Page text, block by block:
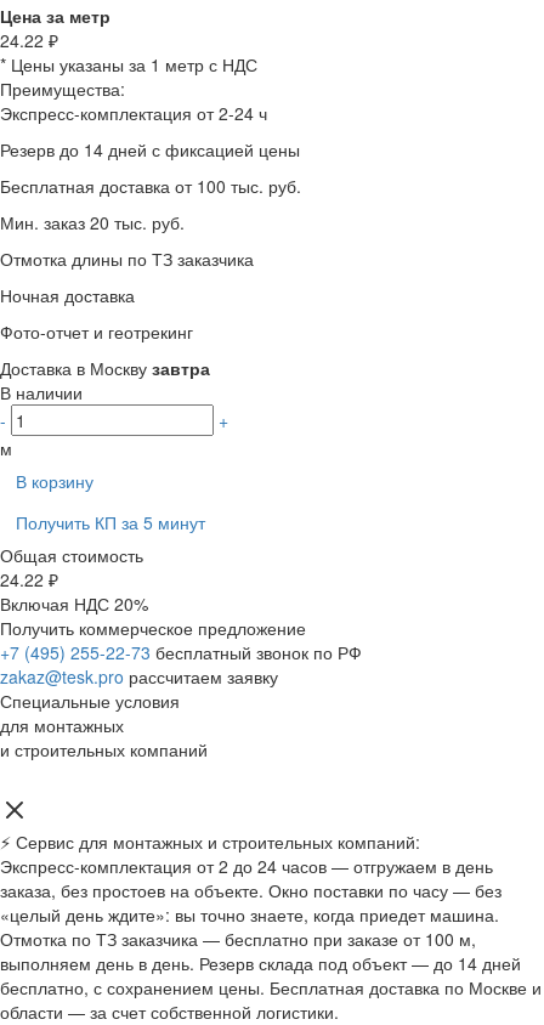
Цена за метр
24.22 ₽
* Цены указаны за 1 метр с НДС
Преимущества:
Экспресс-комплектация от 2-24 ч
Резерв до 14 дней с фиксацией цены
Бесплатная доставка от 100 тыс. руб.
Мин. заказ 20 тыс. руб.
Отмотка длины по ТЗ заказчика
Ночная доставка
Фото-отчет и геотрекинг
Доставка в Москву завтра
В наличии
-
+
м
В корзину
Получить КП за 5 минут
Общая стоимость
24.22 ₽
Включая НДС 20%
Получить коммерческое предложение
+7 (495) 255-22-73 бесплатный звонок по РФ
zakaz@tesk.pro рассчитаем заявку
Специальные условия
для монтажных
и строительных компаний
⚡ Сервис для монтажных и строительных компаний:
Экспресс-комплектация от 2 до 24 часов — отгружаем в день
заказа, без простоев на объекте. Окно поставки по часу — без
«целый день ждите»: вы точно знаете, когда приедет машина.
Отмотка по ТЗ заказчика — бесплатно при заказе от 100 м,
выполняем день в день. Резерв склада под объект — до 14 дней
бесплатно, с сохранением цены. Бесплатная доставка по Москве и
области — за счет собственной логистики.